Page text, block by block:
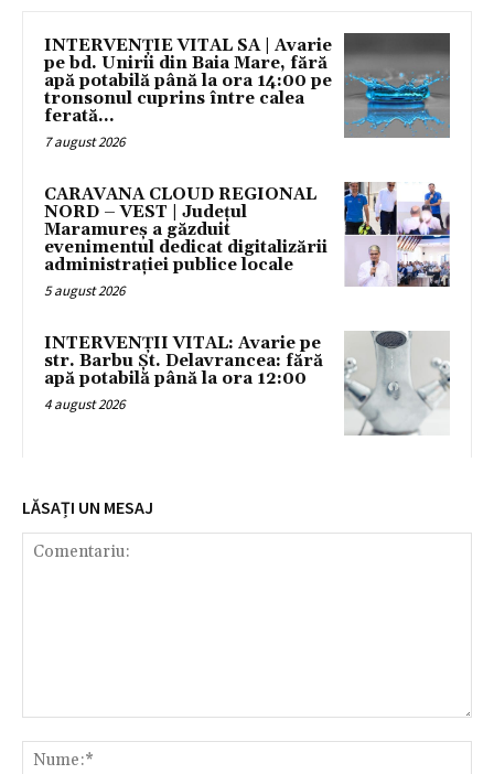
INTERVENȚIE VITAL SA | Avarie
pe bd. Unirii din Baia Mare, fără
apă potabilă până la ora 14:00 pe
tronsonul cuprins între calea
ferată...
7 august 2026
CARAVANA CLOUD REGIONAL
NORD – VEST | Județul
Maramureș a găzduit
evenimentul dedicat digitalizării
administrației publice locale
5 august 2026
INTERVENȚII VITAL: Avarie pe
str. Barbu Șt. Delavrancea: fără
apă potabilă până la ora 12:00
4 august 2026
LĂSAȚI UN MESAJ